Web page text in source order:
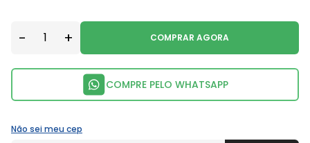
- + COMPRAR AGORA
COMPRE PELO WHATSAPP
Não sei meu cep